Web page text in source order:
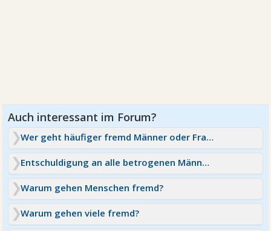
Wer geht häufiger fremd Männer oder Frauen?
Entschuldigung an alle betrogenen Männer Frauen
Warum gehen Menschen fremd?
Warum gehen viele fremd?